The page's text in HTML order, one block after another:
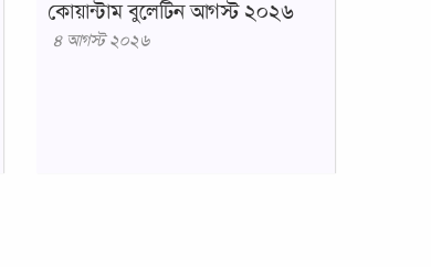
কোয়ান্টাম বুলেটিন আগস্ট ২০২৬
৪ আগস্ট ২০২৬